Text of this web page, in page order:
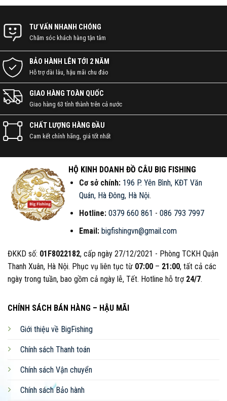
ĐẠI LÝ PHÂN PHỐI DỤNG CỤ ĐI
CÂU CHÍNH HÃNG • ĐỒ CÂU
BIGFISHING
KẾT NỐI VỚI CHÚNG TÔI NGAY!
086 793 7997
NHẬN BÁO GIÁ
Website
Đội ngũ nhân viên CSKH nhanh chóng, hiểu biết rộng,
kinh nghiệm sâu về các loại dụng cụ câu cá.
TƯ VẤN NHANH CHÓNG
Chăm sóc khách hàng tận tâm
BẢO HÀNH LÊN TỚI 2 NĂM
Hỗ trợ dài lâu, hậu mãi chu đáo
GIAO HÀNG TOÀN QUỐC
Giao hàng 63 tỉnh thành trên cả nước
CHẤT LƯỢNG HÀNG ĐẦU
Cam kết chính hãng, giá tốt nhất
HỘ KINH DOANH ĐỒ CÂU BIG FISHING
Cơ sở chính: 196 P. Yên Bình, KĐT Văn
Quán, Hà Đông, Hà Nội.
Hotline: 0379 660 861 - 086 793 7997
Email: bigfishingvn@gmail.com
ĐKKD số: 01F8022182, cấp ngày 27/12/2021 - Phòng TCKH Quận
Thanh Xuân, Hà Nội. Phục vụ liên tục từ 07:00 – 21:00, tất cả các
ngày trong tuần, bao gồm cả ngày lễ, Tết. Hotline hỗ trợ 24/7.
CHÍNH SÁCH BÁN HÀNG – HẬU MÃI
Giới thiệu về BigFishing
Chính sách Thanh toán
Chính sách Vận chuyển
Chính sách Bảo hành